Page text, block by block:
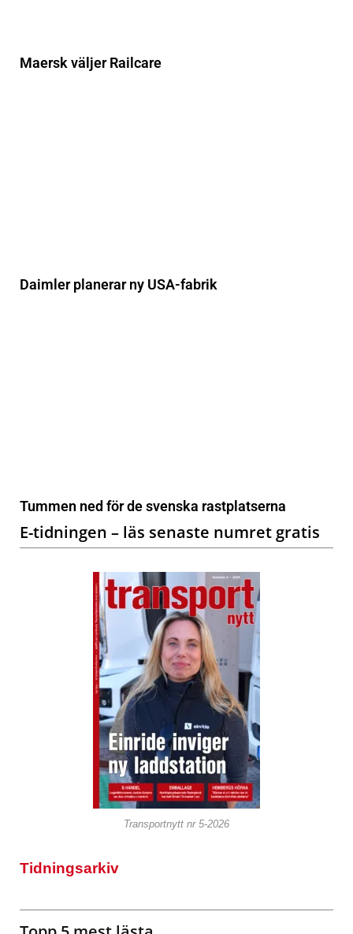
Maersk väljer Railcare
Daimler planerar ny USA-fabrik
Tummen ned för de svenska rastplatserna
E-tidningen – läs senaste numret gratis
Transportnytt nr 5-2026
Tidningsarkiv